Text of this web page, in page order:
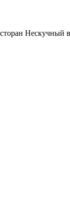
Нескучный